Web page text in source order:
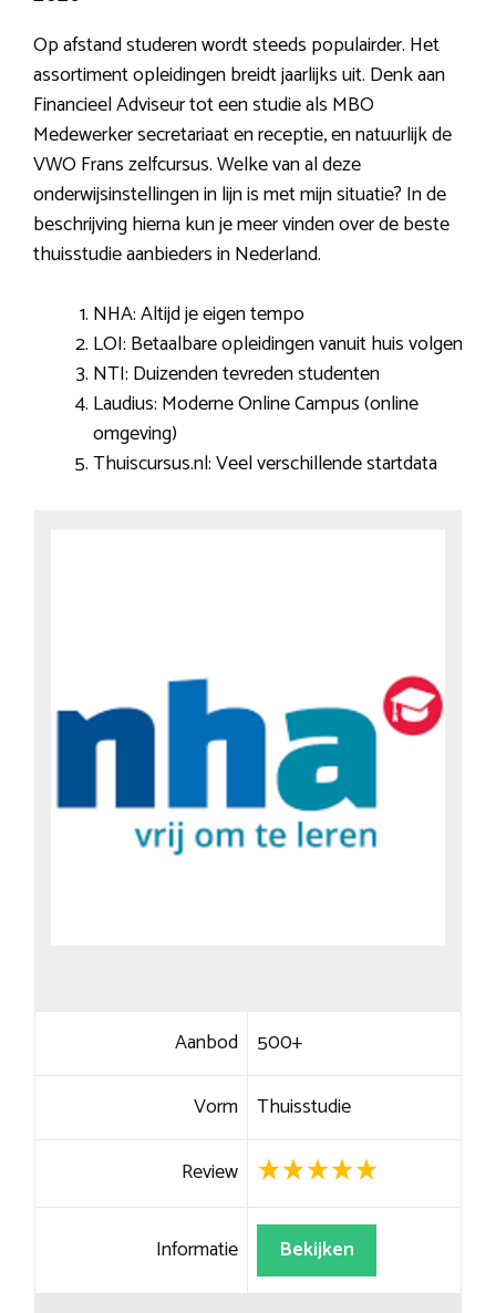
Op afstand studeren wordt steeds populairder. Het
assortiment opleidingen breidt jaarlijks uit. Denk aan
Financieel Adviseur tot een studie als MBO
Medewerker secretariaat en receptie, en natuurlijk de
VWO Frans zelfcursus. Welke van al deze
onderwijsinstellingen in lijn is met mijn situatie? In de
beschrijving hierna kun je meer vinden over de beste
thuisstudie aanbieders in Nederland.
NHA: Altijd je eigen tempo
LOI: Betaalbare opleidingen vanuit huis volgen
NTI: Duizenden tevreden studenten
Laudius: Moderne Online Campus (online
omgeving)
Thuiscursus.nl: Veel verschillende startdata
Aanbod 500+
Vorm Thuisstudie
Review
Informatie Bekijken